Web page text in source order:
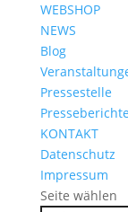
WEBSHOP
NEWS
Blog
Pressestelle
Presseberichte
KONTAKT
Datenschutz
Impressum
Seite wählen